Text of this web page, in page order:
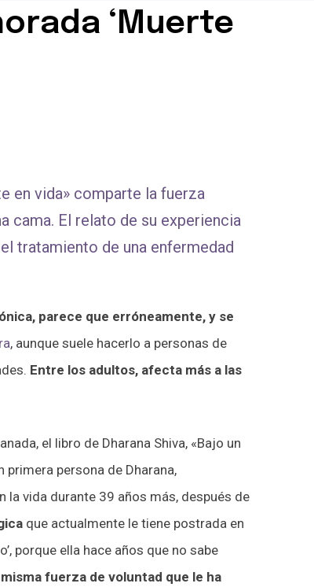
‘Muerte
en vida» comparte la fuerza
cama. El relato de su experiencia
tratamiento de una enfermedad
parece que erróneamente, y se
, aunque suele hacerlo a personas de
Entre los adultos, afecta más a las
el libro de Dharana Shiva, «Bajo un
persona de Dharana,
vida durante 39 años más, después de
que actualmente le tiene postrada en
porque ella hace años que no sabe
fuerza de voluntad que le ha